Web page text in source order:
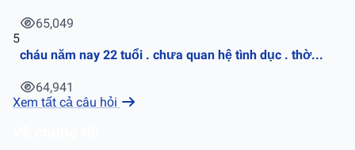
65,049
5
cháu năm nay 22 tuổi . chưa quan hệ tình dục . thờ...
64,941
Xem tất cả câu hỏi